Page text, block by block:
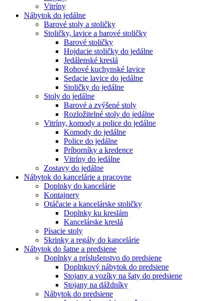
Vitríny
Nábytok do jedálne
Barové stoly a stoličky
Stoličky, lavice a barové stoličky
Barové stoličky
Hojdacie stoličky do jedálne
Jedálenské kreslá
Rohové kuchynské lavice
Sedacie lavice do jedálne
Stoličky do jedálne
Stoly do jedálne
Barové a zvýšené stoly
Rozložitelné stoly do jedálne
Vitríny, komody a police do jedálne
Komody do jedálne
Police do jedálne
Príborníky a kredence
Vitríny do jedálne
Zostavy do jedálne
Nábytok do kancelárie a pracovne
Doplnky do kancelárie
Kontajnery
Otáčacie a kancelárske stoličky
Doplnky ku kreslám
Kancelárske kreslá
Písacie stoly
Skrinky a regály do kancelárie
Nábytok do šatne a predsiene
Doplnky a príslušenstvo do predsiene
Doplnkový nábytok do predsiene
Stojany a vozíky na šaty do predsiene
Stojany na dáždníky
Nábytok do predsiene